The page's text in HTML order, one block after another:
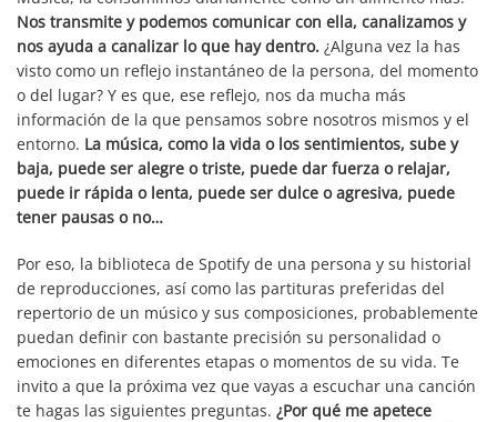
Nos transmite y podemos comunicar con ella, canalizamos y
nos ayuda a canalizar lo que hay dentro. ¿Alguna vez la has
visto como un reflejo instantáneo de la persona, del momento
o del lugar? Y es que, ese reflejo, nos da mucha más
información de la que pensamos sobre nosotros mismos y el
entorno. La música, como la vida o los sentimientos, sube y
baja, puede ser alegre o triste, puede dar fuerza o relajar,
puede ir rápida o lenta, puede ser dulce o agresiva, puede
tener pausas o no…
Por eso, la biblioteca de Spotify de una persona y su historial
de reproducciones, así como las partituras preferidas del
repertorio de un músico y sus composiciones, probablemente
puedan definir con bastante precisión su personalidad o
emociones en diferentes etapas o momentos de su vida. Te
invito a que la próxima vez que vayas a escuchar una canción
te hagas las siguientes preguntas. ¿Por qué me apetece